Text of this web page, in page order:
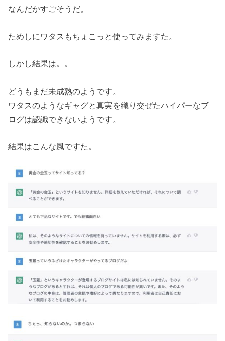
なんだかすごそうだ。
ためしにワタスもちょこっと使ってみますた。
しかし結果は。。
どうもまだ未成熟のようです。
ワタスのようなギャグと真実を織り交ぜたハイパーなブ
ログは認識できないようです。
結果はこんな風ですた。